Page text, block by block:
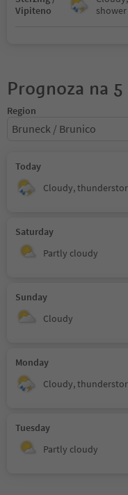
Vipiteno
shower
Prognoza na
Region
Bruneck / Brunico
Today
Cloudy,
Saturday
Partly cloudy
Sunday
Cloudy
Monday
Cloudy,
Tuesday
Partly cloudy